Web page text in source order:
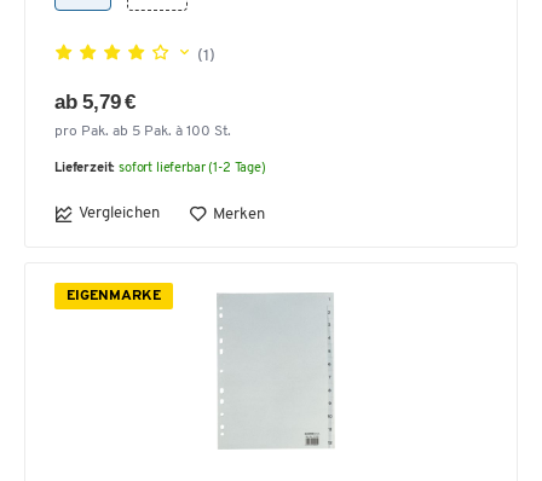
(1)
ab 5,79 €
pro Pak. ab 5 Pak. à 100 St.
Lieferzeit: sofort lieferbar (1-2 Tage)
Vergleichen Merken
EIGENMARKE